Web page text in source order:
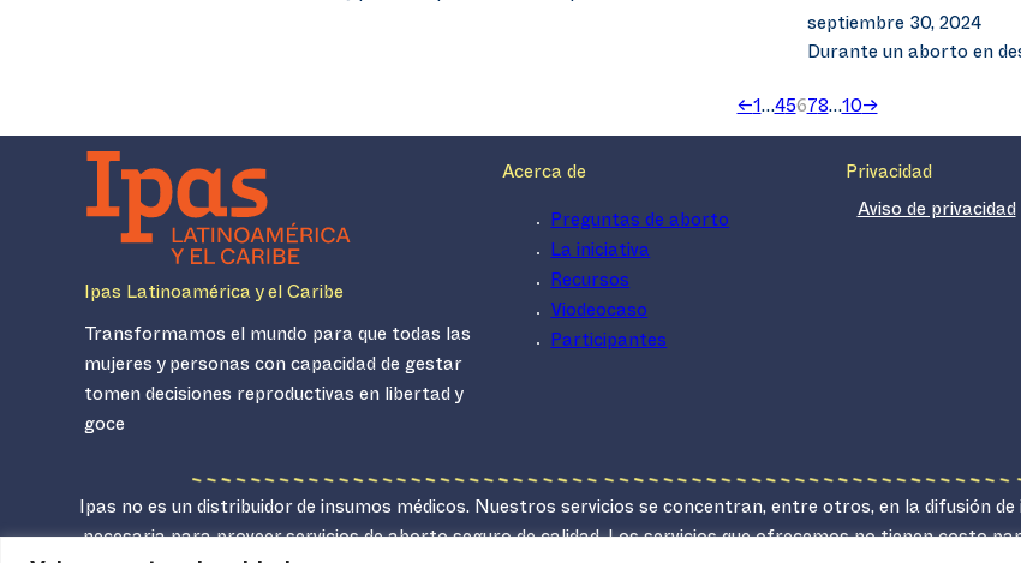
septiembre 30, 2024
Durante un aborto en
← …456 7 8…10 →
Ipas Latinoamérica y el Caribe
Transformamos el mundo para que todas las
mujeres y personas con capacidad de gestar
tomen decisiones reproductivas en libertad y
goce
Acerca de
Preguntas de aborto
La iniciativa
Recursos
Viodeocaso
Participantes
Privacidad
Aviso de privacidad
Ipas no es un distribuidor de insumos médicos. Nuestros servicios se concentran, entre otros, en la difusión